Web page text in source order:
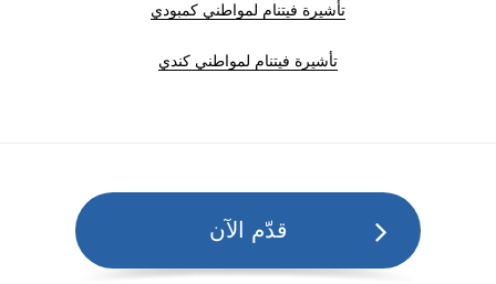
تأشيرة فيتنام لمواطني كمبودي
تأشيرة فيتنام لمواطني كندي
قدّم الآن